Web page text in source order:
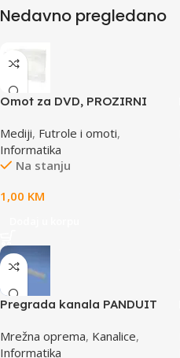
Nedavno pregledano
Omot za DVD, PROZIRNI
Mediji, Futrole i omoti,
Informatika
Na stanju
1,00 KM
Pregrada kanala PANDUIT
Mrežna oprema, Kanalice,
Informatika